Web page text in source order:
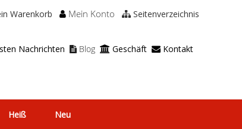
Warenkorb  Mein Konto  Seitenverzeichnis
Nachrichten  Blog  Geschäft  Kontakt
Heiß Neu